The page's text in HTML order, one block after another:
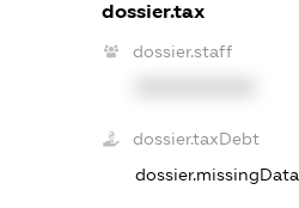
dossier.tax
dossier.staff
dossier.taxDebt
dossier.missingData